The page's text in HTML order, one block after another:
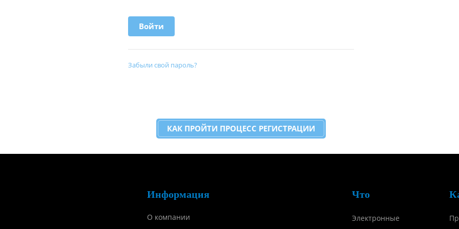
Забыли свой пароль?
КАК ПРОЙТИ ПРОЦЕСС РЕГИСТРАЦИИ
Информация
О компании
Что
Электронные